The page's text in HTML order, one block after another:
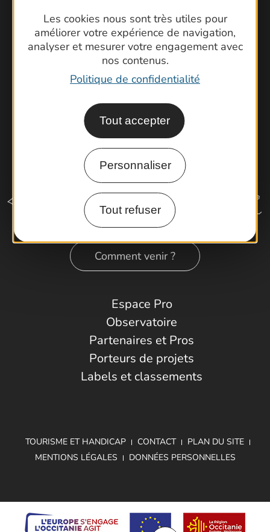
Les cookies nous sont très utiles pour
améliorer votre expérience de navigation,
analyser et mesurer votre engagement avec
nos contenus.
Politique de confidentialité
Tout accepter
Personnaliser
Tout refuser
Brochures
Cartoguides et Topoguides
Latitude Gard
Comment venir ?
Espace Pro
Observatoire
Partenaires et Pros
Porteurs de projets
Labels et classements
TOURISME ET HANDICAP CONTACT
PLAN DU SITE
MENTIONS LÉGALES
DONNÉES PERSONNELLES